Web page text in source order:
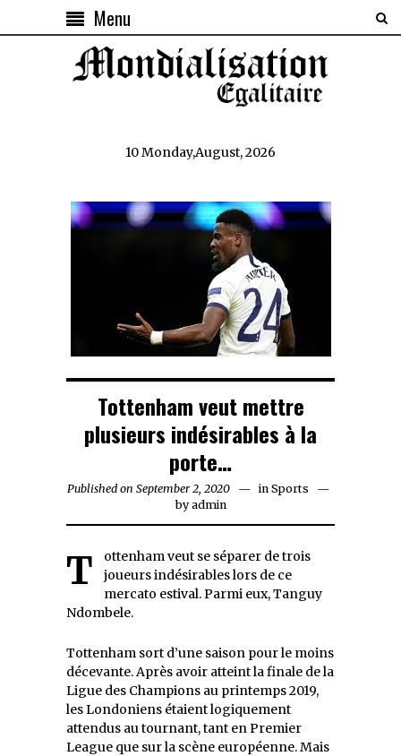
Menu
10 Monday,August, 2026
Tottenham veut mettre
plusieurs indésirables à la
porte…
Published on September 2, 2020September
in Sports
byadmin
Tottenham veut se séparer de trois
joueurs indésirables lors de ce
mercato estival. Parmi eux, Tanguy
Ndombele.
Tottenham sort d’une saison pour le moins
décevante. Après avoir atteint la finale de la
Ligue des Champions au printemps 2019,
les Londoniens étaient logiquement
attendus au tournant, tant en Premier
League que sur la scène européenne. Mais